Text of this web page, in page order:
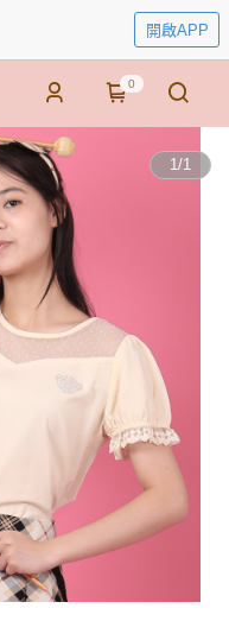
開啟APP
0
1/1